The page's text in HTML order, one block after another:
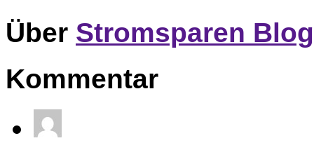
Über Stromsparen Blog
Kommentar